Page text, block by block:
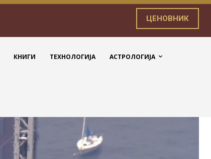
ЦЕНОВНИК
КНИГИ ТЕХНОЛОГИЈА АСТРОЛОГИЈА